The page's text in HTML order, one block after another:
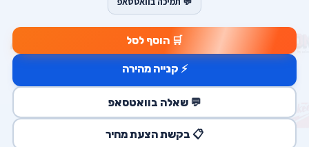
🛒 הוסף לסל
⚡ קנייה מהירה
💬 שאלה בוואטסאפ
📋 בקשת הצעת מחיר